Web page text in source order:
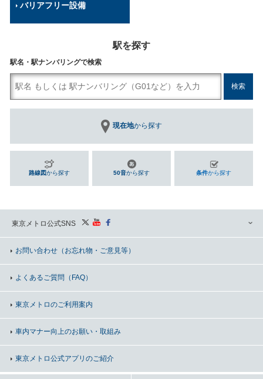
バリアフリー設備
駅を探す
駅名・駅ナンバリングで検索
路線図から探す 50音から探す 条件から探す
現在地から探す
東京メトロ公式SNS
お問い合わせ （お忘れ物・ご意見等）
よくあるご質問（FAQ）
東京メトロのご利用案内
車内マナー向上のお願い・取組み
東京メトロ公式アプリのご紹介